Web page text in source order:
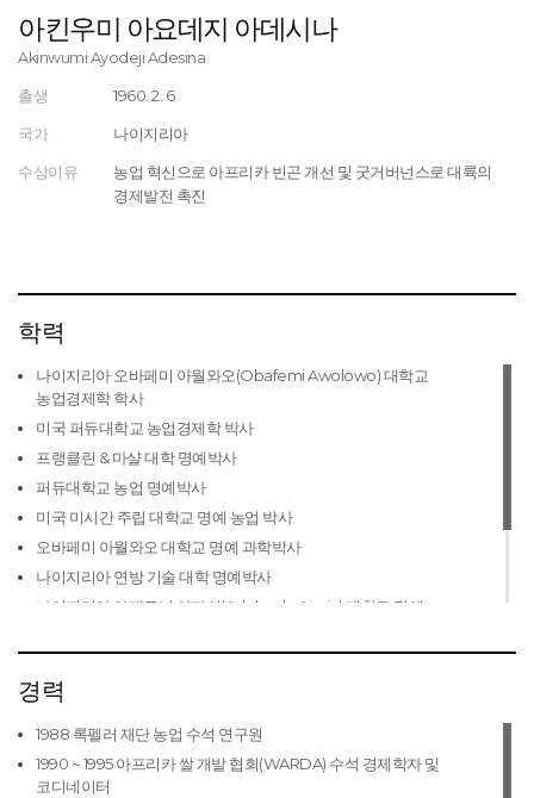
아킨우미 아요데지 아데시나
Akinwumi Ayodeji Adesina
출생
1960. 2. 6
국가
나이지리아
수상이유
농업 혁신으로 아프리카 빈곤 개선 및 굿거버넌스로 대륙의
경제발전 촉진
학력
나이지리아 오바페미 아월와오(Obafemi Awolowo) 대학교
농업경제학 학사
미국 퍼듀대학교 농업경제학 박사
프랭클린 & 마샬 대학 명예박사
퍼듀대학교 농업 명예박사
미국 미시간 주립 대학교 명예 농업 박사
오바페미 아월와오 대학교 명예 과학박사
나이지리아 연방 기술 대학 명예박사
나이지리아 아데쿠닐 아자신(Adekunle Ajasin) 대학교 명예
에페 바바로라 대학 명예박사
나이지리아 방위 아카데미 명예 경영학 박사
경력
1988 록펠러 재단 농업 수석 연구원
1990 ~ 1995 아프리카 쌀 개발 협회(WARDA) 수석 경제학자 및
코디네이터